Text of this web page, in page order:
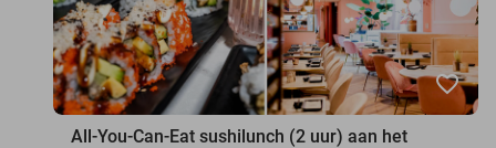
favorite_border
All-You-Can-Eat sushilunch (2 uur) aan het